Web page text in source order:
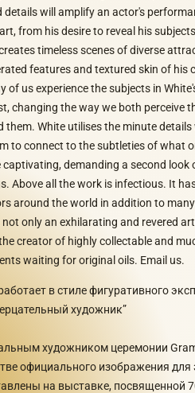
details will amplify an actor's
from his desire to reveal his
timeless scenes of diverse
features and textured skin of his
of us experience the subjects in
changing the way we both perceive
them. White utilises the minute
to connect to the subtleties of what
captivating, demanding a second
Above all the work is infectious. It
around the world in addition to
only an exhilarating and revered
creator of highly collectable and
waiting for original oils. Email us.
в стиле фигуративного
художник”
художником церемонии
официального изображения для
на выставке, посвященной